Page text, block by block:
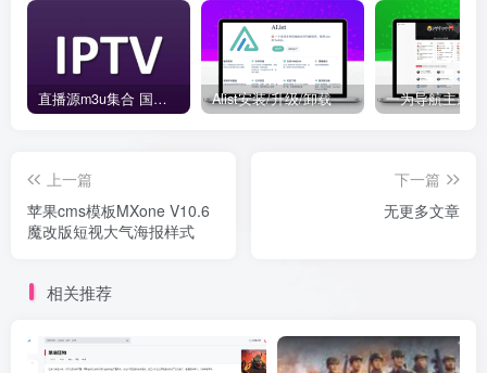
直播源m3u集合 国内外直播源-IPTV URL TVBOX Alist安装/升级/卸载
上一篇
苹果cms模板MXone V10.6
魔改版短视大气海报样式
下一篇
无更多文章
相关推荐